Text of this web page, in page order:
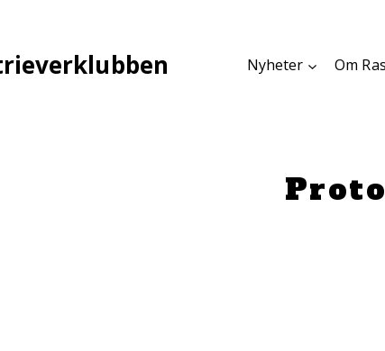
Nyheter Om